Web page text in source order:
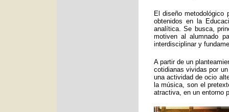
El diseño metodológico
obtenidos en la
analítica. Se busca,
motiven al alumnado
interdisciplinar y
A partir de un
cotidianas vividas por
una actividad de ocio
la música, son el
atractiva, en un entorno